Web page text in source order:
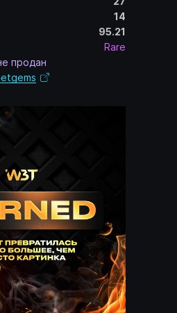
14
95.21
Rare
продан